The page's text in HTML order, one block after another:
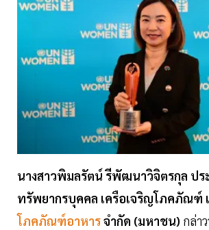
นางสาวพิมลรัตน์ รีพัฒนาวิจิตรกุล ปร
ทรัพยากรบุคคล เครือเจริญโภคภัณฑ์
โภคภัณฑ์อาหารจำกัด (มหาชน) กล่า